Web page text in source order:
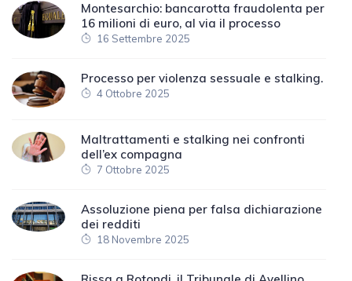
Montesarchio: bancarotta fraudolenta per
16 milioni di euro, al via il processo
16 Settembre 2025
Processo per violenza sessuale e stalking.
4 Ottobre 2025
Maltrattamenti e stalking nei confronti
dell’ex compagna
7 Ottobre 2025
Assoluzione piena per falsa dichiarazione
dei redditi
18 Novembre 2025